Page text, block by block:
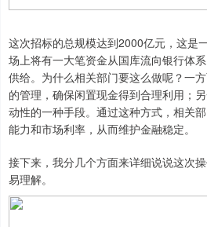
这次招标的总规模达到2000亿元，这是
场上将有一大笔资金从国库流向银行体
供给。为什么相关部门要这么做呢？一
的管理，确保闲置现金得到合理利用；
动性的一种手段。通过这种方式，相关
能力和市场利率，从而维护金融稳定。
接下来，我分几个方面来详细说说这次
易理解。